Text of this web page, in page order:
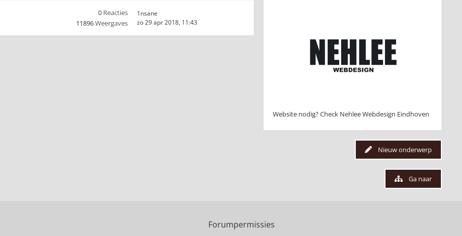
0 Reacties
11896Weergaves
1nsane
zo 29 apr 2018, 11:43
Website nodig? Check Nehlee Webdesign Eindhoven
Nieuw onderwerp
Ga naar
Forumpermissies